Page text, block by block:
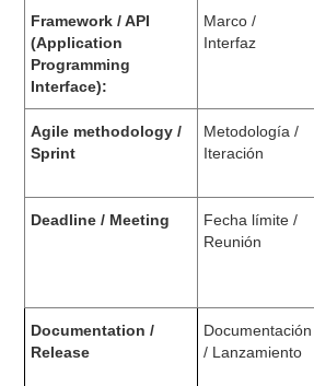
Framework / API
(Application
Programming
Interface):
Marco /
Interfaz
Agile methodology /
Sprint
Metodología /
Iteración
Deadline / Meeting
Fecha límite /
Reunión
Documentation /
Release
Documentación
/ Lanzamiento